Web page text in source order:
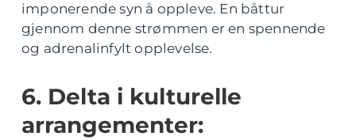
imponerende syn å oppleve. En båttur
gjennom denne strømmen er en spennende
og adrenalinfylt opplevelse.
6. Delta i kulturelle
arrangementer: